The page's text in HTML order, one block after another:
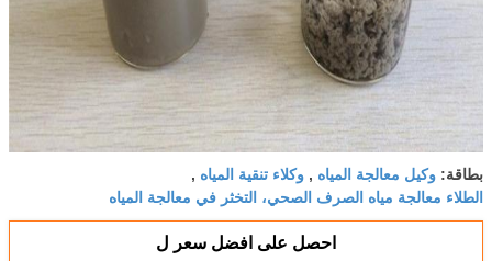
بطاقة: وكيل معالجة المياه , وكلاء تنقية المياه ,
الطلاء معالجة مياه الصرف الصحي، التخثر في معالجة المياه
احصل على افضل سعر ل